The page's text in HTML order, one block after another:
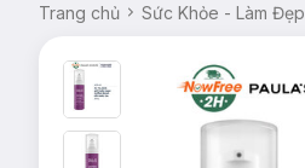
Trang chủ Sức Khỏe - Làm Đẹp